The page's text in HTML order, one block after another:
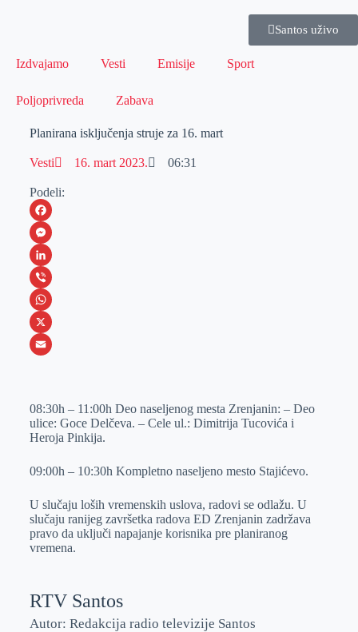
Santos uživo
Izdvajamo Vesti Emisije Sport
Poljoprivreda Zabava
Planirana isključenja struje za 16. mart
Vesti 16. mart 2023. 06:31
Podeli:
F
a
c
e
b
o
M
e
s
s
e
e
r
L
i
n
k
I
n
V
i
b
W
h
s
A
p
X
a
i
08:30h – 11:00h Deo naseljenog mesta Zrenjanin: – Deo
ulice: Goce Delčeva. – Cele ul.: Dimitrija Tucovića i
Heroja Pinkija.
09:00h – 10:30h Kompletno naseljeno mesto Stajićevo.
U slučaju loših vremenskih uslova, radovi se odlažu. U
slučaju ranijeg završetka radova ED Zrenjanin zadržava
pravo da uključi napajanje korisnika pre planiranog
vremena.
RTV Santos
Autor: Redakcija radio televizije Santos